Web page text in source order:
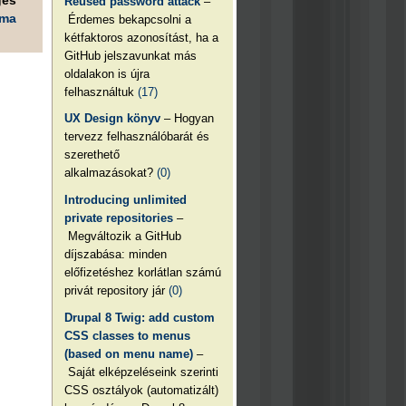
Érdemes bekapcsolni a
kétfaktoros azonosítást, ha a
GitHub jelszavunkat más
oldalakon is újra
felhasználtuk(17)
UX Design könyv – Hogyan
tervezz felhasználóbarát és
szerethető
alkalmazásokat?(0)
Introducing unlimited
private repositories –
Megváltozik a GitHub
díjszabása: minden
előfizetéshez korlátlan számú
privát repository jár(0)
Drupal 8 Twig: add custom
CSS classes to menus
(based on menu name) –
Saját elképzeléseink szerinti
CSS osztályok (automatizált)